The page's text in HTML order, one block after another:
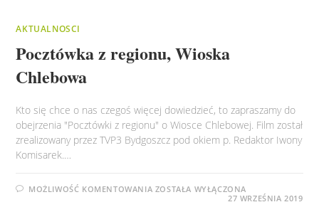
AKTUALNOSCI
Pocztówka z regionu, Wioska
Chlebowa
Kto się chce o nas czegoś więcej dowiedzieć, to zapraszamy do
obejrzenia "Pocztówki z regionu" o Wiosce Chlebowej. Film został
zrealizowany przez TVP3 Bydgoszcz pod okiem p. Redaktor Iwony
Komisarek.…
MOŻLIWOŚĆ KOMENTOWANIA POCZTÓWKA
ZOSTAŁA WYŁĄCZONA
27 WRZEŚNIA 2019